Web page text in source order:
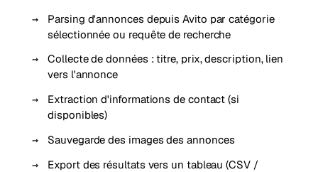
Parsing d'annonces depuis Avito par catégorie
sélectionnée ou requête de recherche
Collecte de données : titre, prix, description, lien
vers l'annonce
Extraction d'informations de contact (si
disponibles)
Sauvegarde des images des annonces
Export des résultats vers un tableau (CSV /